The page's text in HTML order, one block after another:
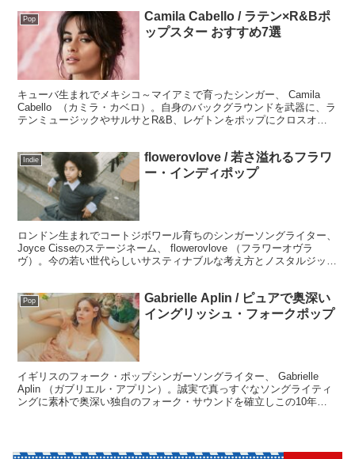
Pop
Camila Cabello / ラテン×R&Bポ
ップスター おすすめ7選
キューバ生まれでメキシコ～マイアミで育ったシンガー、 Camila
Cabello （カミラ・カベロ）。自身のバックグラウンドを武器に、ラ
テンミュージックやサルサとR&B、レゲトンをポップにクロスオー
無しの出来。
Indie
flowerovlove / 若さ溢れるフラワ
ー・インディポップ
ロンドン生まれでコートジボワール育ちのシンガーソングライター、
Joyce Cisseのステージネーム、 flowerovlove （フラワーオヴラ
ヴ）。今の若い世代らしいサスティナブルな考え方とノスタルジック
Pop
Gabrielle Aplin / ピュアで奥深い
イングリッシュ・フォークポップ
イギリスのフォーク・ポップシンガーソングライター、 Gabrielle
Aplin （ガブリエル・アプリン）。誠実で真っすぐなソングライティ
ングに素朴で奥深い独自のフォーク・サウンドを確立しこの10年の